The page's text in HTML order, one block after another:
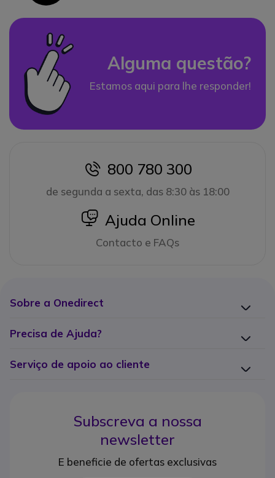
Alguma questão?
Estamos aqui para lhe responder!
icon
800 780 300
de segunda a sexta, das 8:30 às 18:00
icon
Ajuda Online
Contacto e FAQs
Sobre a Onedirect
Precisa de Ajuda?
Serviço de apoio ao cliente
Subscreva a nossa
newsletter
E beneficie de ofertas exclusivas